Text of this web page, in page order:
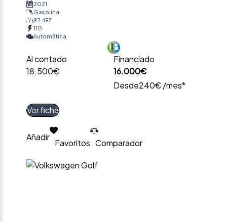
2021
Gasolina
92.497
110
Automática
Al contado
18.500€
Financiado
16.000€
Desde240€ /mes*
Ver ficha
Añadir
Favoritos Comparador